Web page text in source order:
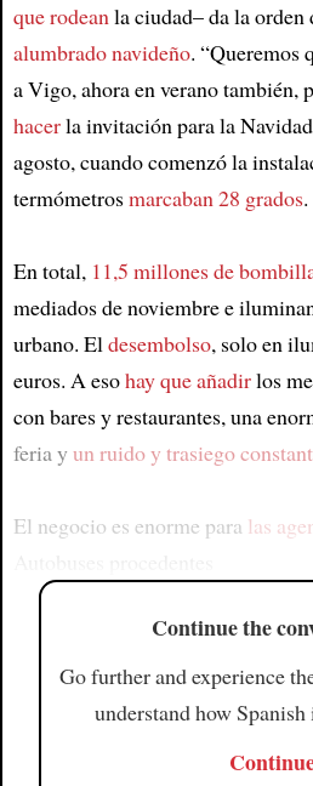
que rodeanla ciudad– da la orden
alumbrado navideño. “Queremos
a Vigo, ahora en verano también,
hacerla invitación para la
agosto, cuando comenzó la
termómetrosmarcaban 28 grados.
En total, 11,5 millones de
mediados de noviembre e
urbano. Eldesembolso, solo en
euros. A esohay que añadirlos
con bares y restaurantes, una
feria y un ruido y trasiego
El negocio es enorme para las
Continue the
Go further and experience
understand how